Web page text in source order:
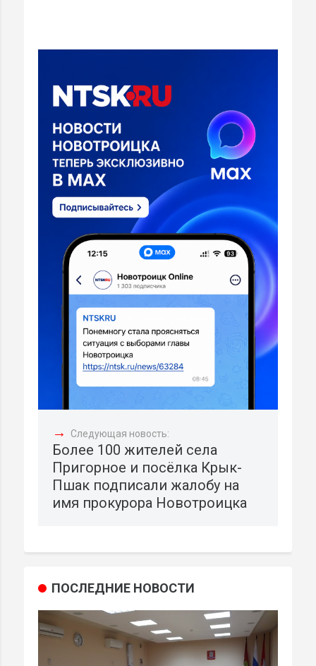
→ Следующая новость:
Более 100 жителей села
Пригорное и посёлка Крык-
Пшак подписали жалобу на
имя прокурора Новотроицка
ПОСЛЕДНИЕ НОВОСТИ